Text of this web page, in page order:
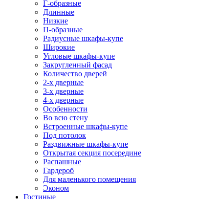
Г-образные
Длинные
Низкие
П-образные
Радиусные шкафы-купе
Широкие
Угловые шкафы-купе
Закругленный фасад
Количество дверей
2-х дверные
3-х дверные
4-х дверные
Особенности
Во всю стену
Встроенные шкафы-купе
Под потолок
Раздвижные шкафы-купе
Открытая секция посередине
Распашные
Гардероб
Для маленького помещения
Эконом
Гостиные